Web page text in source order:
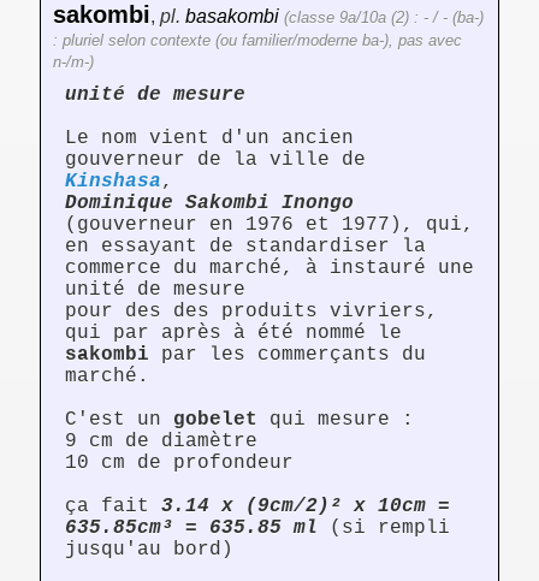
sakombi, pl. basakombi (classe 9a/10a (2) : - / - (ba-)
: pluriel selon contexte (ou familier/moderne ba-), pas avec
n-/m-)
unité de mesure
Le nom vient d'un ancien
gouverneur de la ville de
Kinshasa,
Dominique Sakombi Inongo
(gouverneur en 1976 et 1977), qui,
en essayant de standardiser la
commerce du marché, à instauré une
unité de mesure
pour des des produits vivriers,
qui par après à été nommé le
sakombi par les commerçants du
marché.
C'est un gobelet
qui mesure :
9 cm de diamètre
10 cm de profondeur
ça fait 3.14 x (9cm/2)² x 10cm =
635.85cm³ = 635.85 ml (si rempli
jusqu'au bord)